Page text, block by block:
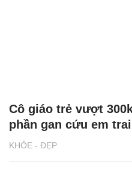
KHỎE - ĐẸP
Cô giáo trẻ vượt
phần gan cứu em